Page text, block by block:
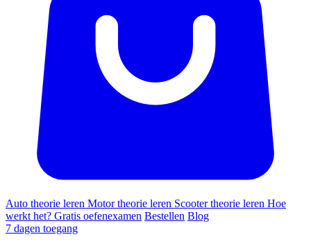
Auto theorie leren Motor theorie leren Scooter theorie leren Hoe
werkt het? Gratis oefenexamen Bestellen Blog
7 dagen toegang